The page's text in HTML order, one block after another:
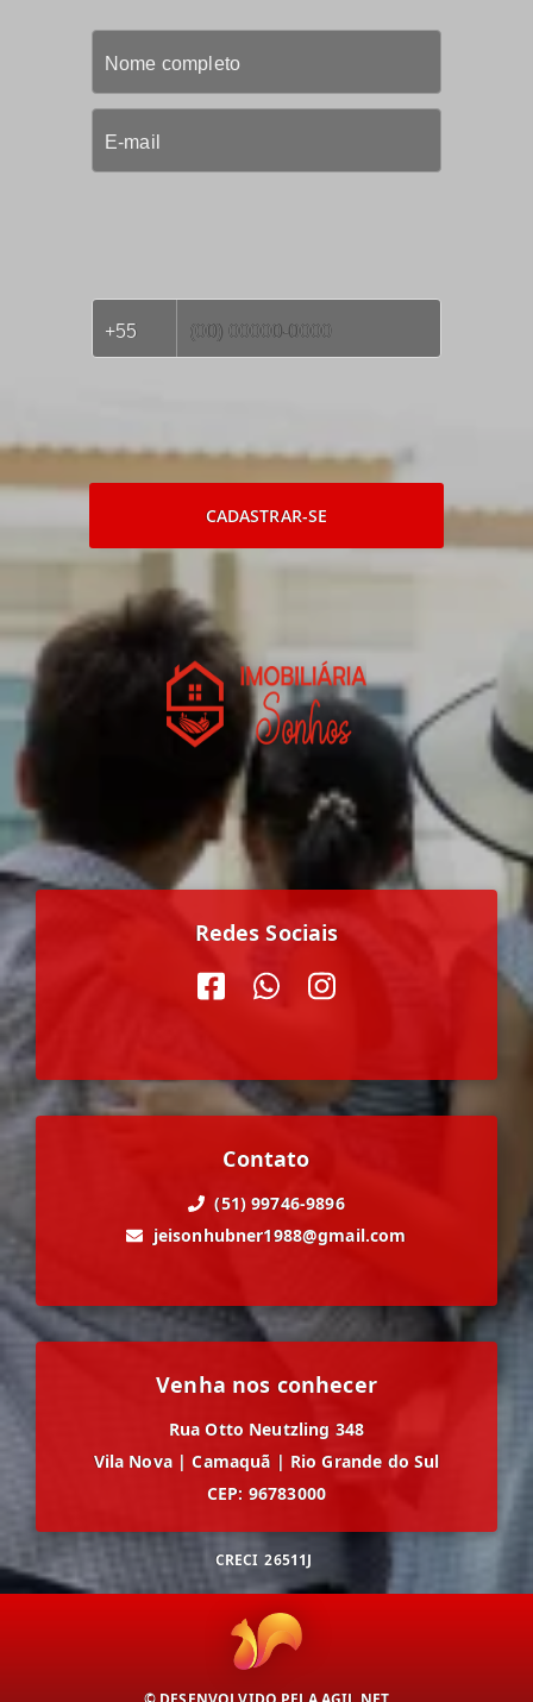
CADASTRAR-SE
Redes Sociais
Contato
(51) 99746-9896
jeisonhubner1988@gmail.com
Venha nos conhecer
Rua Otto Neutzling 348
Vila Nova | Camaquã | Rio Grande do Sul
CEP: 96783000
CRECI 26511J